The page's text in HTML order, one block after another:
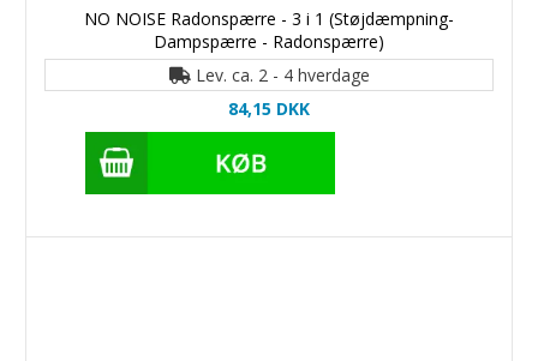
NO NOISE Radonspærre - 3 i 1 (Støjdæmpning-
Dampspærre - Radonspærre)
Lev. ca. 2 - 4 hverdage
84,15 DKK